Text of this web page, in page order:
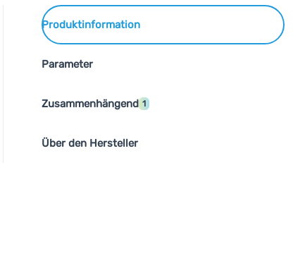
Produktinformation
Parameter
Zusammenhängend 1
Über den Hersteller